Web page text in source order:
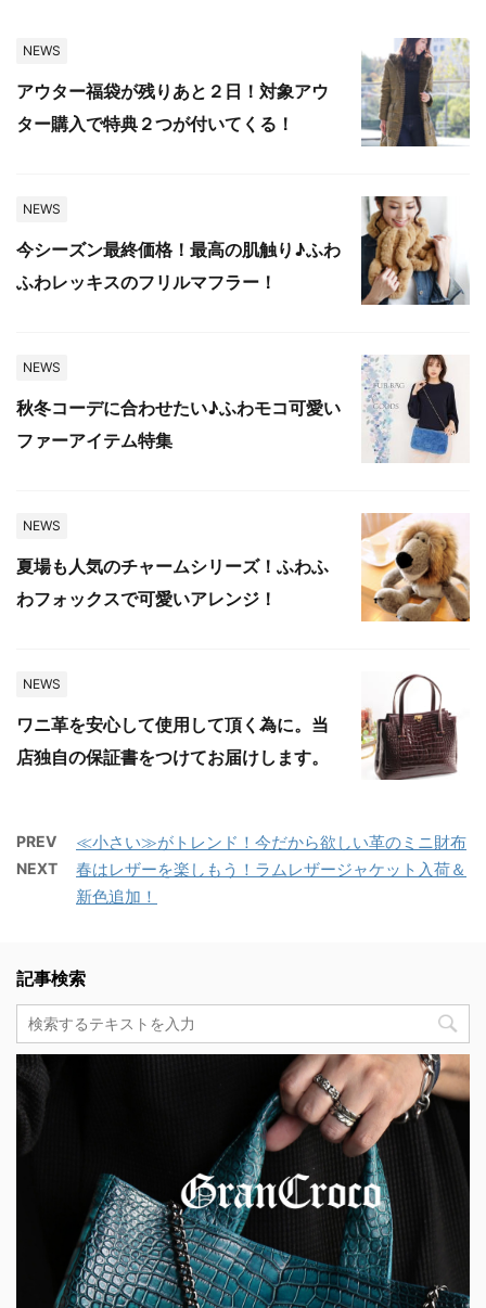
NEWS
アウター福袋が残りあと２日！対象アウ
ター購入で特典２つが付いてくる！
NEWS
今シーズン最終価格！最高の肌触り♪ふわ
ふわレッキスのフリルマフラー！
NEWS
秋冬コーデに合わせたい♪ふわモコ可愛い
ファーアイテム特集
NEWS
夏場も人気のチャームシリーズ！ふわふ
わフォックスで可愛いアレンジ！
NEWS
ワニ革を安心して使用して頂く為に。当
店独自の保証書をつけてお届けします。
PREV ≪小さい≫がトレンド！今だから欲しい革のミニ財布
NEXT
春はレザーを楽しもう！ラムレザージャケット入荷＆
新色追加！
記事検索